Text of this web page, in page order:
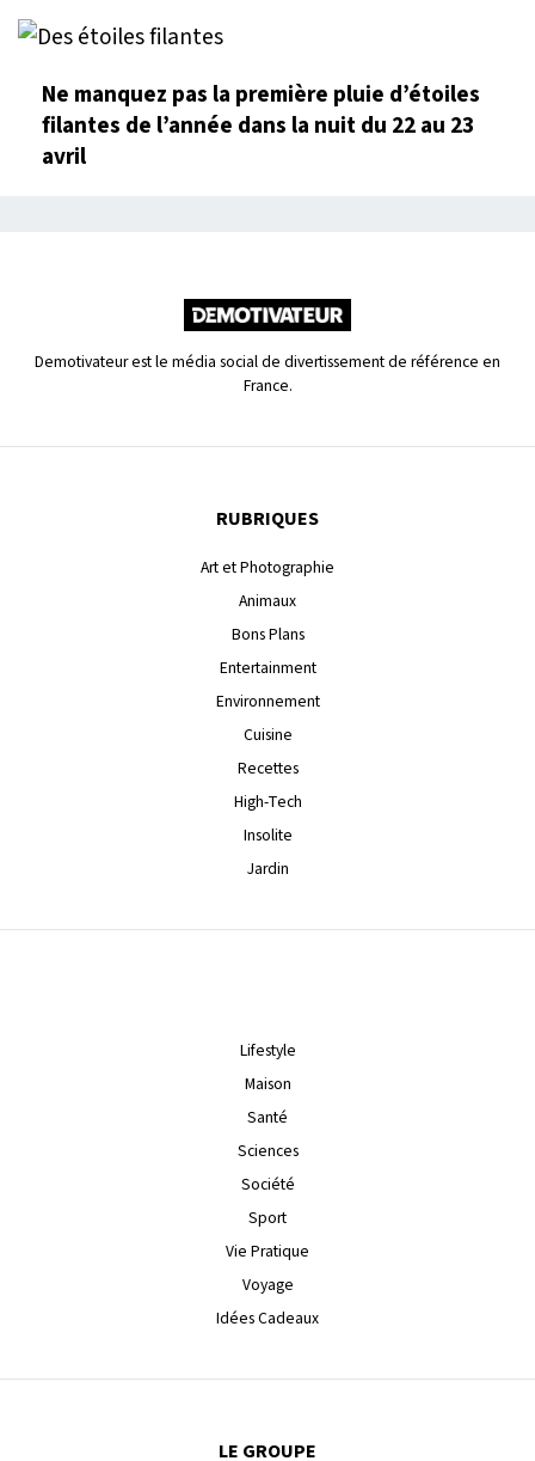
Ne manquez pas la première pluie d’étoiles
filantes de l’année dans la nuit du 22 au 23
avril
Demotivateur est le média social de divertissement de référence en
France.
RUBRIQUES
Art et Photographie
Animaux
Bons Plans
Entertainment
Environnement
Cuisine
Recettes
High-Tech
Insolite
Jardin
Lifestyle
Maison
Santé
Sciences
Société
Sport
Vie Pratique
Voyage
Idées Cadeaux
LE GROUPE